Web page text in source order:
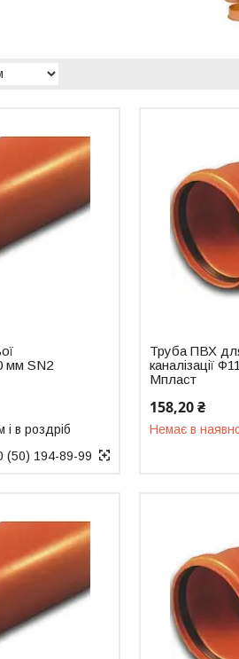
мм SN2
і в роздріб
(50) 194-89-99
Труба ПВХ
каналізації
Мпласт
158,20 ₴
Немає в